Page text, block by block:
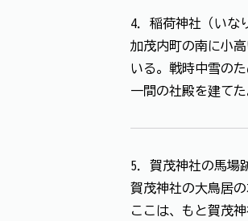
4．稲荷神社（いな
加茂内町の南に小
いる。戦時中雪の
一間の社殿を建て
5．賀茂神社の馬場
賀茂神社の大鳥居
ここは、もと賀茂